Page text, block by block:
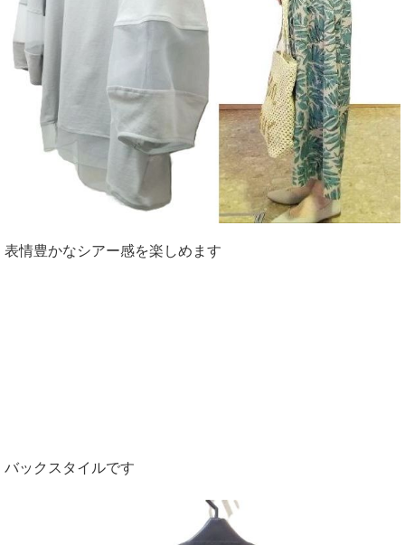
表情豊かなシアー感を楽しめます
バックスタイルです